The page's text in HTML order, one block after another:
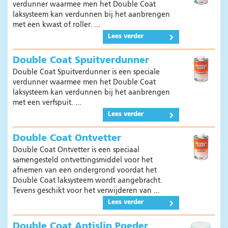
verdunner waarmee men het Double Coat
laksysteem kan verdunnen bij het aanbrengen
met een kwast of roller. ...
Lees verder
Double Coat Spuitverdunner
Double Coat Spuitverdunner is een speciale
verdunner waarmee men het Double Coat
laksysteem kan verdunnen bij het aanbrengen
met een verfspuit. ...
Lees verder
Double Coat Ontvetter
Double Coat Ontvetter is een speciaal
samengesteld ontvettingsmiddel voor het
afnemen van een ondergrond voordat het
Double Coat laksysteem wordt aangebracht.
Tevens geschikt voor het verwijderen van ...
Lees verder